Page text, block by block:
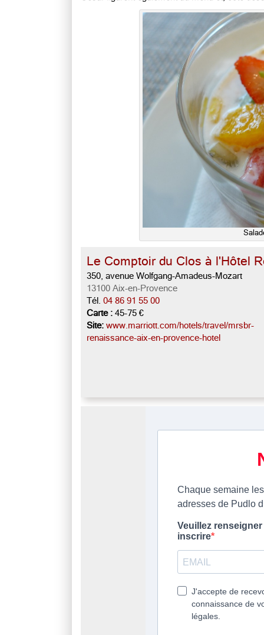
Le Comptoir du Clos à l'Hôtel
350, avenue Wolfgang-Amadeus-Mozart
13100 Aix-en-Provence
Tél. 04 86 91 55 00
Carte : 45-75 €
Site: www.marriott.com/hotels/travel/mrsbr-
renaissance-aix-en-provence-hotel